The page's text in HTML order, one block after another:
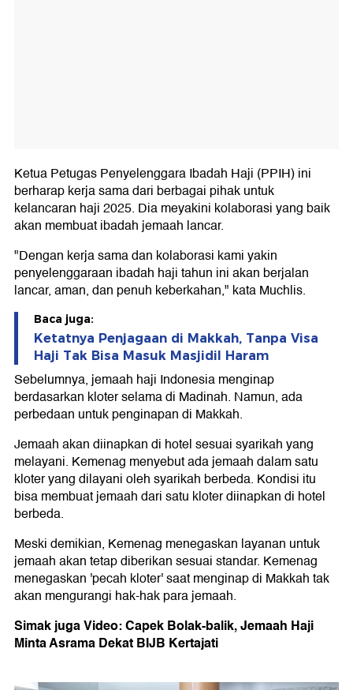
Ketua Petugas Penyelenggara Ibadah Haji (PPIH) ini
berharap kerja sama dari berbagai pihak untuk
kelancaran haji 2025. Dia meyakini kolaborasi yang baik
akan membuat ibadah jemaah lancar.
"Dengan kerja sama dan kolaborasi kami yakin
penyelenggaraan ibadah haji tahun ini akan berjalan
lancar, aman, dan penuh keberkahan," kata Muchlis.
Baca juga:
Ketatnya Penjagaan di Makkah, Tanpa Visa
Haji Tak Bisa Masuk Masjidil Haram
Sebelumnya, jemaah haji Indonesia menginap
berdasarkan kloter selama di Madinah. Namun, ada
perbedaan untuk penginapan di Makkah.
Jemaah akan diinapkan di hotel sesuai syarikah yang
melayani. Kemenag menyebut ada jemaah dalam satu
kloter yang dilayani oleh syarikah berbeda. Kondisi itu
bisa membuat jemaah dari satu kloter diinapkan di hotel
berbeda.
Meski demikian, Kemenag menegaskan layanan untuk
jemaah akan tetap diberikan sesuai standar. Kemenag
menegaskan 'pecah kloter' saat menginap di Makkah tak
akan mengurangi hak-hak para jemaah.
Simak juga Video: Capek Bolak-balik, Jemaah Haji
Minta Asrama Dekat BIJB Kertajati